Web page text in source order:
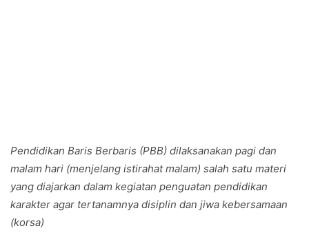
Pendidikan Baris Berbaris (PBB) dilaksanakan pagi dan
malam hari (menjelang istirahat malam) salah satu materi
yang diajarkan dalam kegiatan penguatan pendidikan
karakter agar tertanamnya disiplin dan jiwa kebersamaan
(korsa)